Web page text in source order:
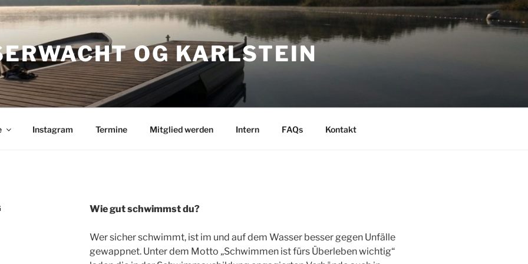
OG KARLSTEIN
Instagram Termine Mitglied werden Intern FAQs Kontakt
Wie gut schwimmst du?
Wer sicher schwimmt, ist im und auf dem Wasser besser gegen Unfälle
gewappnet. Unter dem Motto „Schwimmen ist fürs Überleben wichtig“